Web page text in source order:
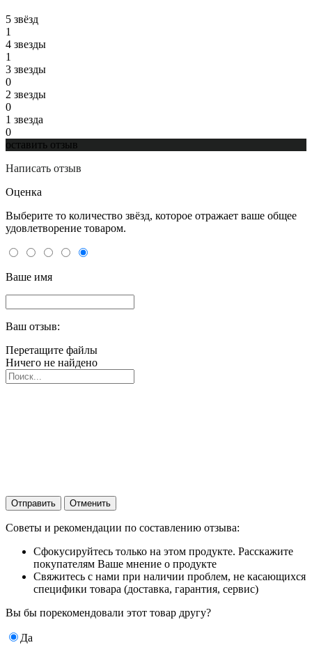
5 звёзд
1
4 звeзды
1
3 звeзды
0
2 звeзды
0
1 звeзда
0
оставить отзыв
Написать отзыв
Оценка
Выберите то количество звёзд, которое отражает ваше общее
удовлетворение товаром.
Ваше имя
Ваш отзыв:
Перетащите файлы
Ничего не найдено
Отправить Отменить
Советы и рекомендации по составлению отзыва:
Сфокусируйтесь только на этом продукте. Расскажите
покупателям Ваше мнение о продукте
Свяжитесь с нами при наличии проблем, не касающихся
специфики товара (доставка, гарантия, сервис)
Вы бы порекомендовали этот товар другу?
Да